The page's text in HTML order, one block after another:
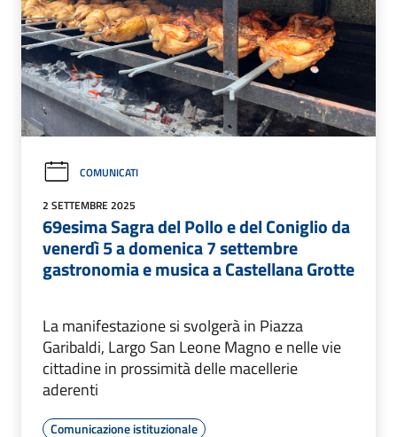
COMUNICATI
2 SETTEMBRE 2025
69esima Sagra del Pollo e del Coniglio da
venerdì 5 a domenica 7 settembre
gastronomia e musica a Castellana Grotte
La manifestazione si svolgerà in Piazza
Garibaldi, Largo San Leone Magno e nelle vie
cittadine in prossimità delle macellerie
aderenti
Comunicazione istituzionale